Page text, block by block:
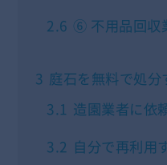
2.6 ⑥ 不用品回収
3 庭石を無料で処分
3.1 造園業者に依
3.2 自分で再利用